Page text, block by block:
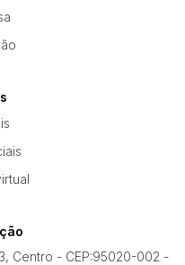
Centro - CEP:95020-002 -